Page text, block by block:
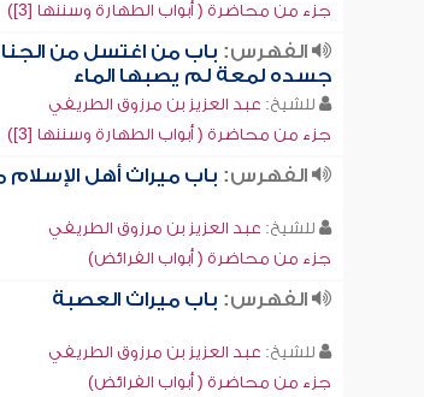
جزء من محاضرة ( أبواب الطهارة وسننها [3])
الفهرس: باب من اغتسل من
جسده لمعة لم يصبها الماء
للشيخ: عبد العزيز بن مرزوق الطريفي
جزء من محاضرة ( أبواب الطهارة وسننها [3])
الفهرس: باب ميراث أهل
للشيخ: عبد العزيز بن مرزوق الطريفي
جزء من محاضرة ( أبواب الفرائض)
الفهرس: باب ميراث العصبة
للشيخ: عبد العزيز بن مرزوق الطريفي
جزء من محاضرة ( أبواب الفرائض)